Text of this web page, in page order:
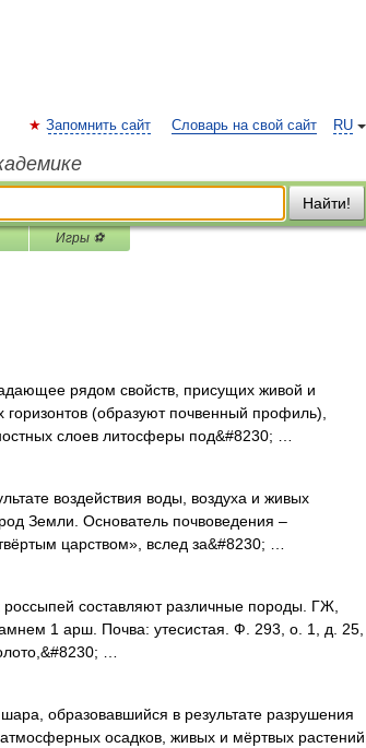
RU
Запомнить сайт Словарь на свой сайт
Найти!
Игры ⚽
рядом свойств, присущих живой и
горизонтов (образуют почвенный профиль),
слоев литосферы под&#8230; …
воздействия воды, воздуха и живых
Земли. Основатель почвоведения –
царством», вслед за&#8230; …
составляют различные породы. ГЖ,
1 арш. Почва: утесистая. Ф. 293, о. 1, д. 25,
…
образовавшийся в результате разрушения
осадков, живых и мёртвых растений,